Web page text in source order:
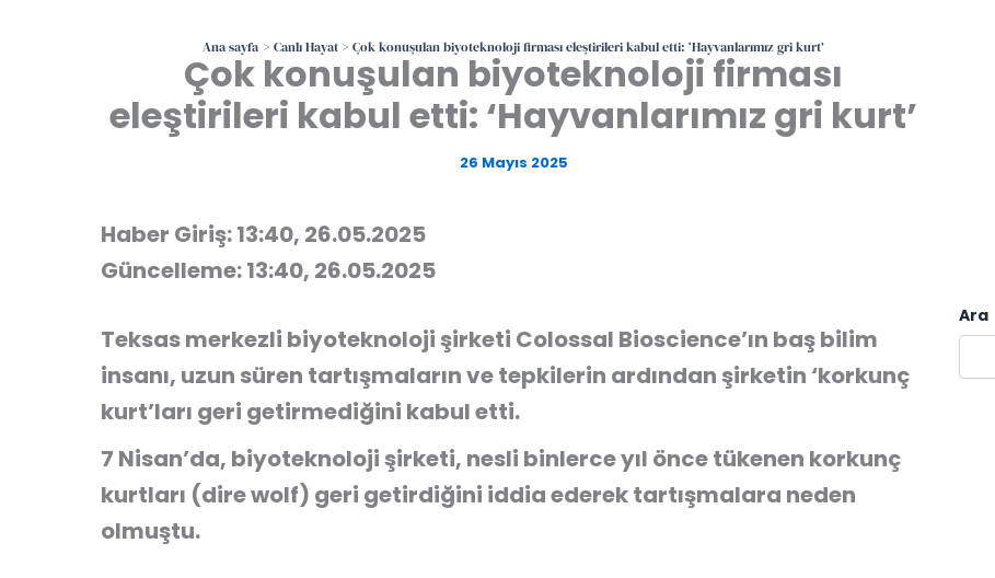
Ana sayfa Canlı Hayat Çok konuşulan biyoteknoloji firması eleştirileri kabul etti: ‘Hayvanlarımız gri kurt’
Çok konuşulan biyoteknoloji firması
eleştirileri kabul etti: ‘Hayvanlarımız gri kurt’
26 Mayıs 2025
Haber Giriş: 13:40, 26.05.2025
Güncelleme: 13:40, 26.05.2025
Teksas merkezli biyoteknoloji şirketi Colossal Bioscience’ın baş bilim
insanı, uzun süren tartışmaların ve tepkilerin ardından şirketin ‘korkunç
kurt’ları geri getirmediğini kabul etti.
7 Nisan’da, biyoteknoloji şirketi, nesli binlerce yıl önce tükenen korkunç
kurtları (dire wolf) geri getirdiğini iddia ederek tartışmalara neden
olmuştu.
Ara